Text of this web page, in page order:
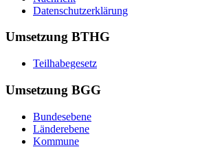
Datenschutzerklärung
Umsetzung BTHG
Teilhabegesetz
Umsetzung BGG
Bundesebene
Länderebene
Kommune